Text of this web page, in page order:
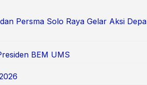
Persma Solo Raya Gelar Aksi
BEM UMS